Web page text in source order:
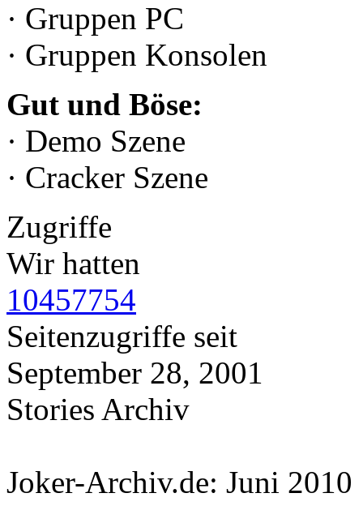
· Gruppen PC
· Gruppen Konsolen
Gut und Böse:
· Demo Szene
· Cracker Szene
Zugriffe
Wir hatten
10457754
Seitenzugriffe seit
September 28, 2001
Stories Archiv
Joker-Archiv.de: Juni 2010